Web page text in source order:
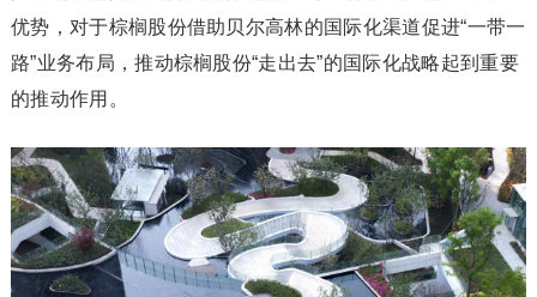
优势，对于棕榈股份借助贝尔高林的国际化渠道促进“一带一
路”业务布局，推动棕榈股份“走出去”的国际化战略起到重要
的推动作用。